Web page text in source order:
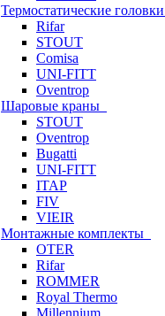
Термостатические головки
Rifar
STOUT
Comisa
UNI-FITT
Oventrop
Шаровые краны
STOUT
Oventrop
Bugatti
UNI-FITT
ITAP
FIV
VIEIR
Монтажные комплекты
OTER
Rifar
ROMMER
Royal Thermo
Millennium